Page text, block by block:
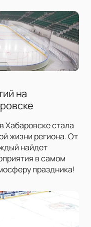
на
Хабаровске стала
жизни региона. От
найдет
в самом
праздника!